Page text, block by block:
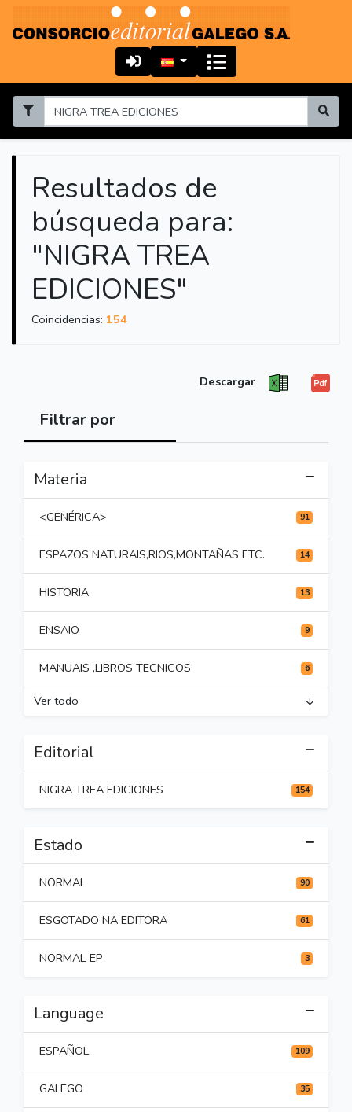
Resultados de
búsqueda para:
"NIGRA TREA
EDICIONES"
Coincidencias: 154
Descargar
Filtrar por
Materia
<GENÉRICA> 91
ESPAZOS NATURAIS,RIOS,MONTAÑAS ETC. 14
HISTORIA 13
ENSAIO 9
MANUAIS ,LIBROS TECNICOS 6
Ver todo
Editorial
NIGRA TREA EDICIONES 154
Estado
NORMAL 90
ESGOTADO NA EDITORA 61
NORMAL-EP 3
Language
ESPAÑOL 109
GALEGO 35